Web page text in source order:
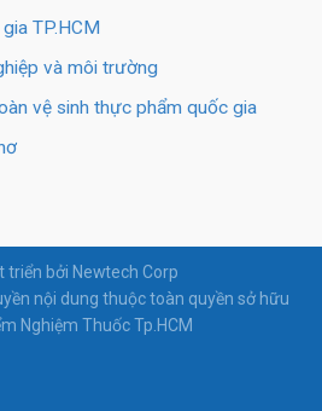
TP.HCM
và môi trường
vệ sinh thực phẩm quốc gia
triển bởi Newtech Corp
nội dung thuộc toàn quyền sở hữu
Nghiệm Thuốc Tp.HCM